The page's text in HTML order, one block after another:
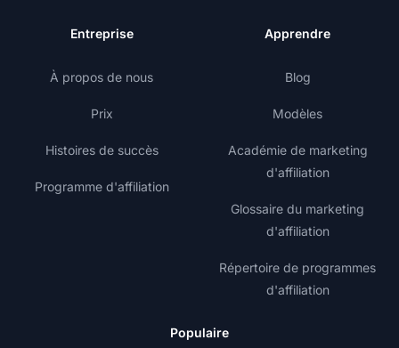
Entreprise
À propos de nous
Prix
Histoires de succès
Programme d'affiliation
Apprendre
Blog
Modèles
Académie de marketing
d'affiliation
Glossaire du marketing
d'affiliation
Répertoire de programmes
d'affiliation
Populaire